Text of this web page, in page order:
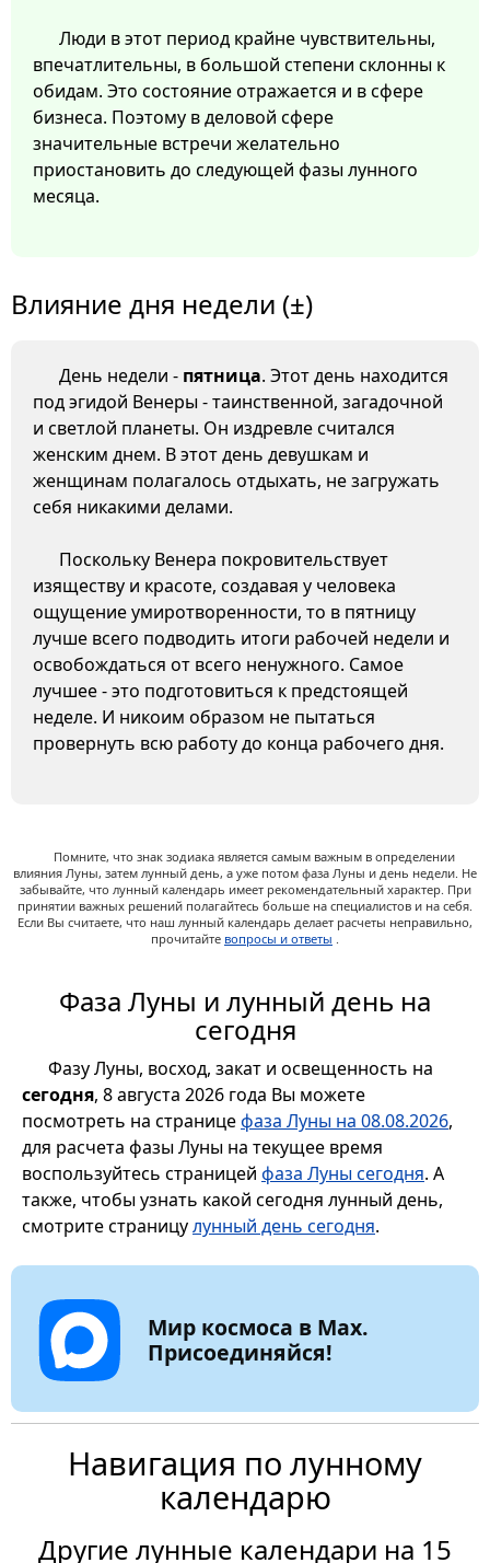
Люди в этот период крайне чувствительны,
впечатлительны, в большой степени склонны к
обидам. Это состояние отражается и в сфере
бизнеса. Поэтому в деловой сфере
значительные встречи желательно
приостановить до следующей фазы лунного
месяца.
Влияние дня недели (±)
День недели - пятница. Этот день находится
под эгидой Венеры - таинственной, загадочной
и светлой планеты. Он издревле считался
женским днем. В этот день девушкам и
женщинам полагалось отдыхать, не загружать
себя никакими делами.
Поскольку Венера покровительствует
изяществу и красоте, создавая у человека
ощущение умиротворенности, то в пятницу
лучше всего подводить итоги рабочей недели и
освобождаться от всего ненужного. Самое
лучшее - это подготовиться к предстоящей
неделе. И никоим образом не пытаться
провернуть всю работу до конца рабочего дня.
Помните, что знак зодиака является самым важным в определении
влияния Луны, затем лунный день, а уже потом фаза Луны и день недели. Не
забывайте, что лунный календарь имеет рекомендательный характер. При
принятии важных решений полагайтесь больше на специалистов и на себя.
Если Вы считаете, что наш лунный календарь делает расчеты неправильно,
прочитайте вопросы и ответы .
Фаза Луны и лунный день на
сегодня
Фазу Луны, восход, закат и освещенность на
сегодня, 8 августа 2026 года Вы можете
посмотреть на страницефаза Луны на 08.08.2026,
для расчета фазы Луны на текущее время
воспользуйтесь страницей фаза Луны сегодня. А
также, чтобы узнать какой сегодня лунный день,
смотрите страницулунный день сегодня.
Мир космоса в Max.
Присоединяйся!
Навигация по лунному
календарю
Другие лунные календари на 15